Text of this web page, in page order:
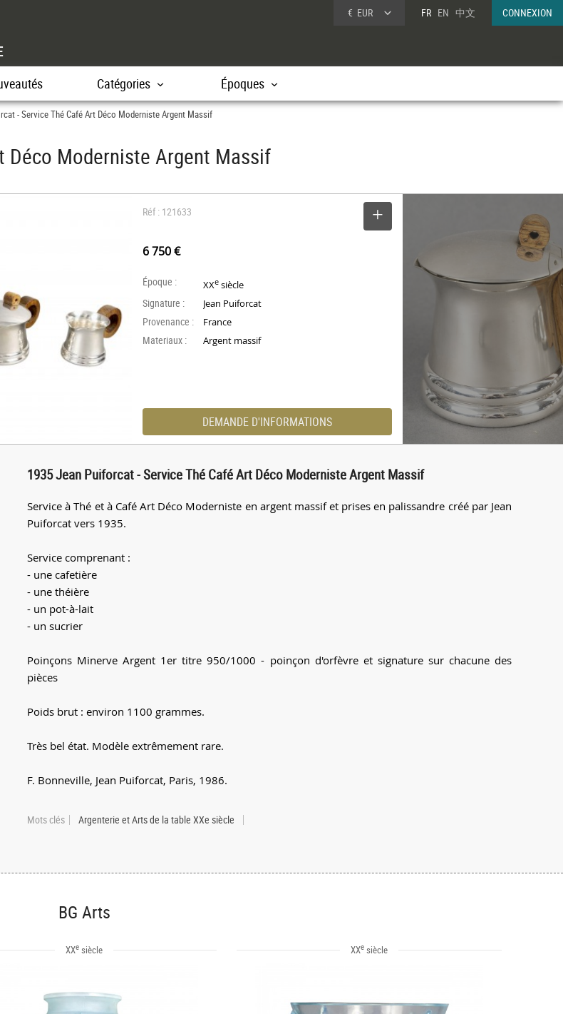
€ EUR FR EN 中文 CONNEXION
Catégories Époques
- Service Thé Café Art Déco Moderniste Argent Massif
Déco Moderniste Argent Massif
Réf : 121633
6 750 €
Époque : XXe siècle
Signature : Jean Puiforcat
Provenance : France
Materiaux : Argent massif
DEMANDE D'INFORMATIONS
1935 Jean Puiforcat - Service Thé Café Art Déco Moderniste Argent Massif
Service à Thé et à Café Art Déco Moderniste en argent massif et prises en palissandre créé par Jean
Puiforcat vers 1935.
Service comprenant :
- une cafetière
- une théière
- un pot-à-lait
- un sucrier
Poinçons Minerve Argent 1er titre 950/1000 - poinçon d'orfèvre et signature sur chacune des
pièces
Poids brut : environ 1100 grammes.
Très bel état. Modèle extrêmement rare.
F. Bonneville, Jean Puiforcat, Paris, 1986.
Mots clés Argenterie et Arts de la table XXe siècle
BG Arts
XXe siècle XXe siècle